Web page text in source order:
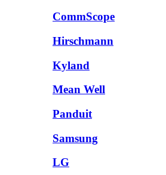
CommScope
Hirschmann
Kyland
Mean Well
Panduit
Samsung
LG